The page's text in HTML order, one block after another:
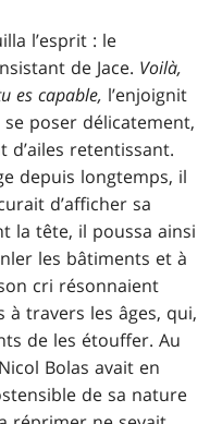
l’esprit : le
de Jace. Voilà,
es capable, l’enjoignit
poser délicatement,
retentissant.
depuis longtemps, il
d’afficher sa
la tête, il poussa ainsi
les bâtiments et à
cri résonnaient
à travers les âges, qui,
de les étouffer. Au
Bolas avait en
de sa nature